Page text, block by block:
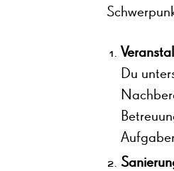
Du